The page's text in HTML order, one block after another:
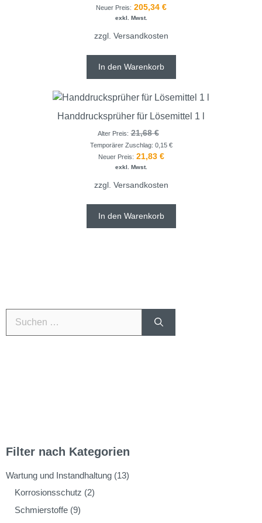
Neuer Preis: 205,34 €
exkl. Mwst.
zzgl. Versandkosten
In den Warenkorb
Handdrucksprüher für Lösemittel 1 l
Alter Preis: 21,68€
Temporärer Zuschlag: 0,15 €
Neuer Preis: 21,83 €
exkl. Mwst.
zzgl. Versandkosten
In den Warenkorb
Filter nach Kategorien
Wartung und Instandhaltung (13)
Korrosionsschutz (2)
Schmierstoffe (9)